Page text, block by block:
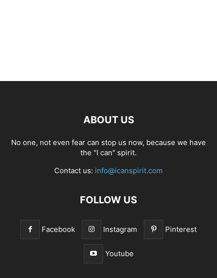
ABOUT US
No one, not even fear can stop us now, because we have
the "I can" spirit.
Contact us: info@icanspirit.com
FOLLOW US
Facebook Instagram Pinterest
Youtube